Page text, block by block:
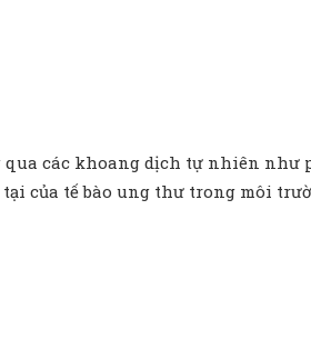
các khoang dịch tự nhiên như
của tế bào ung thư trong môi